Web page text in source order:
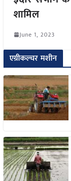
शामिल
June 1, 2023
एग्रीकल्चर मशीन